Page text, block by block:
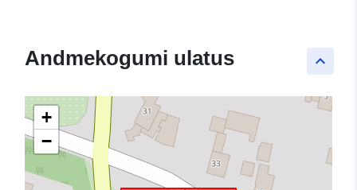
keyboard_arrow_up
Andmekogumi ulatus
+
−